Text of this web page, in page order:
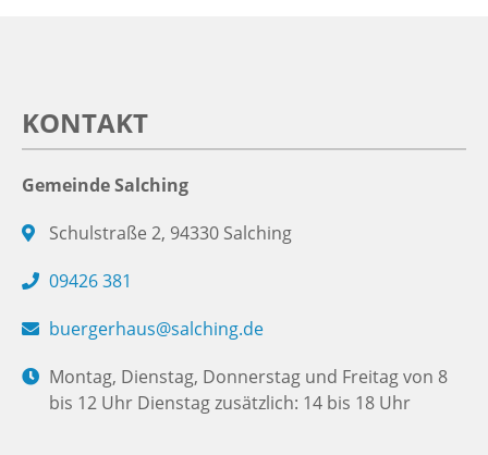
KONTAKT
Gemeinde Salching
Schulstraße 2, 94330 Salching
09426 381
buergerhaus@salching.de
Montag, Dienstag, Donnerstag und Freitag von 8
bis 12 Uhr Dienstag zusätzlich: 14 bis 18 Uhr